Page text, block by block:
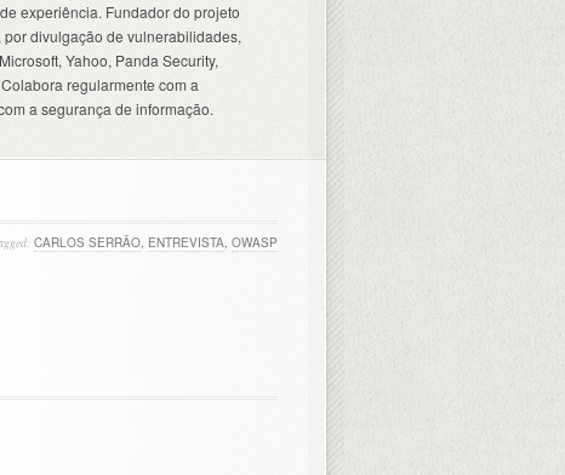
experiência. Fundador do projeto
divulgação de vulnerabilidades,
Yahoo, Panda Security,
regularmente com a
a segurança de informação.
CARLOS SERRÃO, ENTREVISTA, OWASP